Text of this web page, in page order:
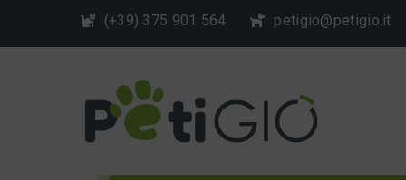
(+39) 375 901 564 petigio@petigio.it